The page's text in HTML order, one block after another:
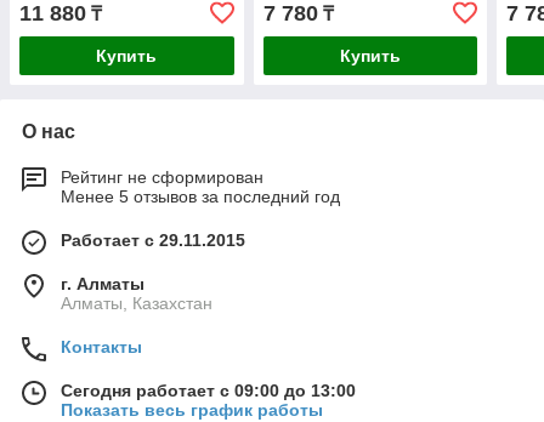
11 880 ₸
Купить
7 780₸
Купить
7
О нас
Рейтинг не сформирован
Менее 5 отзывов за последний год
Работает с 29.11.2015
г. Алматы
Алматы, Казахстан
Контакты
Сегодня работает с 09:00 до 13:00
Показать весь график работы